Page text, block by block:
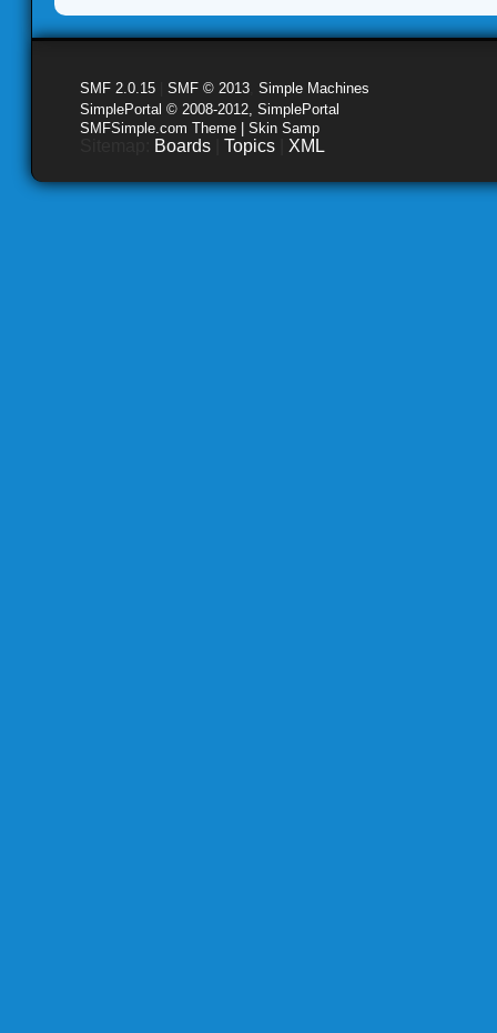
SMF 2.0.15 SMF © 2013 Simple Machines
SimplePortal © 2008-2012, SimplePortal
SMFSimple.com Theme | Skin Samp
Boards Topics XML